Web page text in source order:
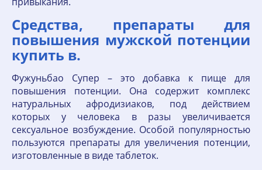
Средства, препараты для
повышения мужской потенции
купить в.
Фужуньбао Супер – это добавка к пище для
повышения потенции. Она содержит комплекс
натуральных афродизиаков, под действием
которых у человека в разы увеличивается
сексуальное возбуждение. Особой популярностью
пользуются препараты для увеличения потенции,
изготовленные в виде таблеток.